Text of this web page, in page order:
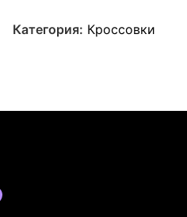
Категория: Кроссовки